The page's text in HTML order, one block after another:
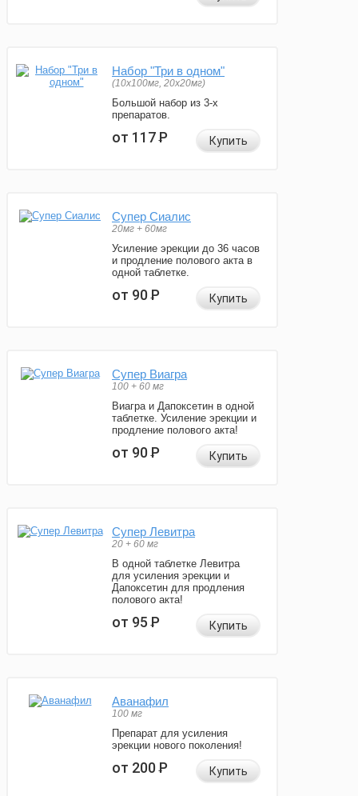
Набор "Три в одном"
(10x100мг, 20x20мг)
Большой набор из 3-х
препаратов.
от 117Р Купить
Супер Сиалис
20мг + 60мг
Усиление эрекции до 36 часов
и продление полового акта в
одной таблетке.
от 90Р Купить
Супер Виагра
100 + 60 мг
Виагра и Дапоксетин в одной
таблетке. Усиление эрекции и
продление полового акта!
от 90Р Купить
Супер Левитра
20 + 60 мг
В одной таблетке Левитра
для усиления эрекции и
Дапоксетин для продления
полового акта!
от 95Р Купить
Аванафил
100 мг
Препарат для усиления
эрекции нового поколения!
от 200Р Купить